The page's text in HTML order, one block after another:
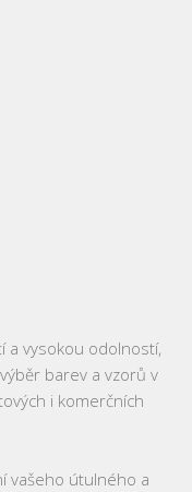
a vysokou odolností,
výběr barev a vzorů v
i komerčních
vašeho útulného a